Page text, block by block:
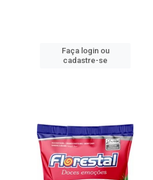
Faça login ou
cadastre-se